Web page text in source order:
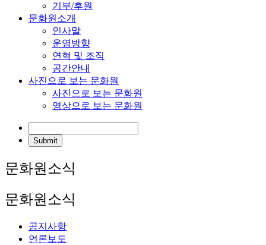
기부/후원
문화원소개
인사말
운영방향
연혁 및 조직
공간안내
사진으로 보는 문화원
사진으로 보는 문화원
영상으로 보는 문화원
문화원소식
문화원소식
공지사항
언론보도